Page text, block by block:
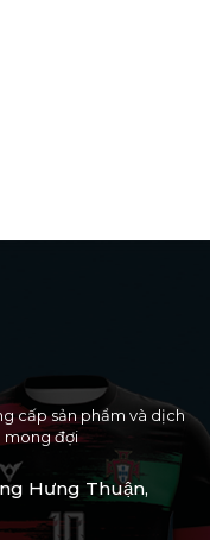
cấp sản phẩm và dịch
mong đợi
Hưng Thuận,